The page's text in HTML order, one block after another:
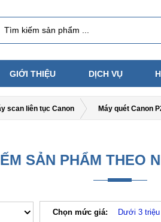
GIỚI THIỆU DỊCH VỤ
scan liên tục Canon Máy quét Canon
SẢN PHẨM THEO
Chọn mức giá: Dưới 3 triệu